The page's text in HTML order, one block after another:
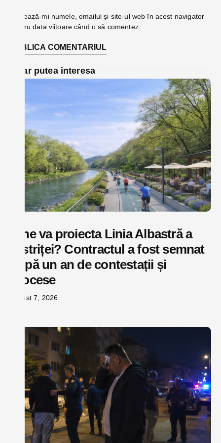
Salvează-mi numele, emailul și site-ul web în acest navigator
pentru data viitoare când o să comentez.
Te-ar putea interesa
Cine va proiecta Linia Albastră a
Bistriței? Contractul a fost semnat
după un an de contestații și
procese
august 7, 2026